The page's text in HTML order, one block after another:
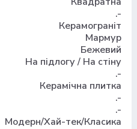
.-
Керамограніт
Мармур
Бежевий
На підлогу / На стіну
.-
Керамічна плитка
.-
.-
Модерн/Хай-тек/Класика